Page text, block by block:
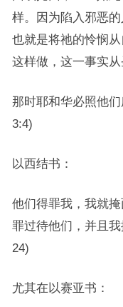
样。因为陷入邪恶
也就是将祂的怜悯
这样做，这一事实
那时耶和华必照他
3:4)
以西结书：
他们得罪我，我就
罪过待他们，并且
24)
尤其在以赛亚书：